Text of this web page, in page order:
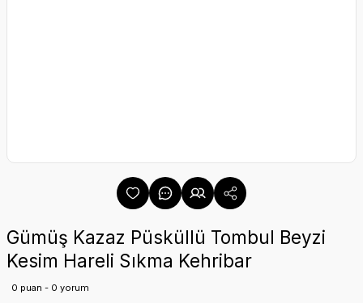
Gümüş Kazaz Püsküllü Tombul Beyzi
Kesim Hareli Sıkma Kehribar
0 puan - 0 yorum